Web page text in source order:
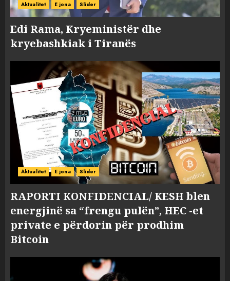
Aktualitet E jona Slider
Edi Rama, Kryeministër dhe
kryebashkiak i Tiranës
Aktualitet E jona Slider
RAPORTI KONFIDENCIAL/ KESH blen
energjinë sa “frengu pulën”, HEC -et
private e përdorin për prodhim
Bitcoin